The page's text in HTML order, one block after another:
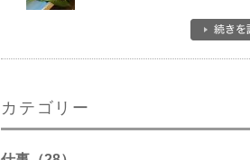
カテゴリー